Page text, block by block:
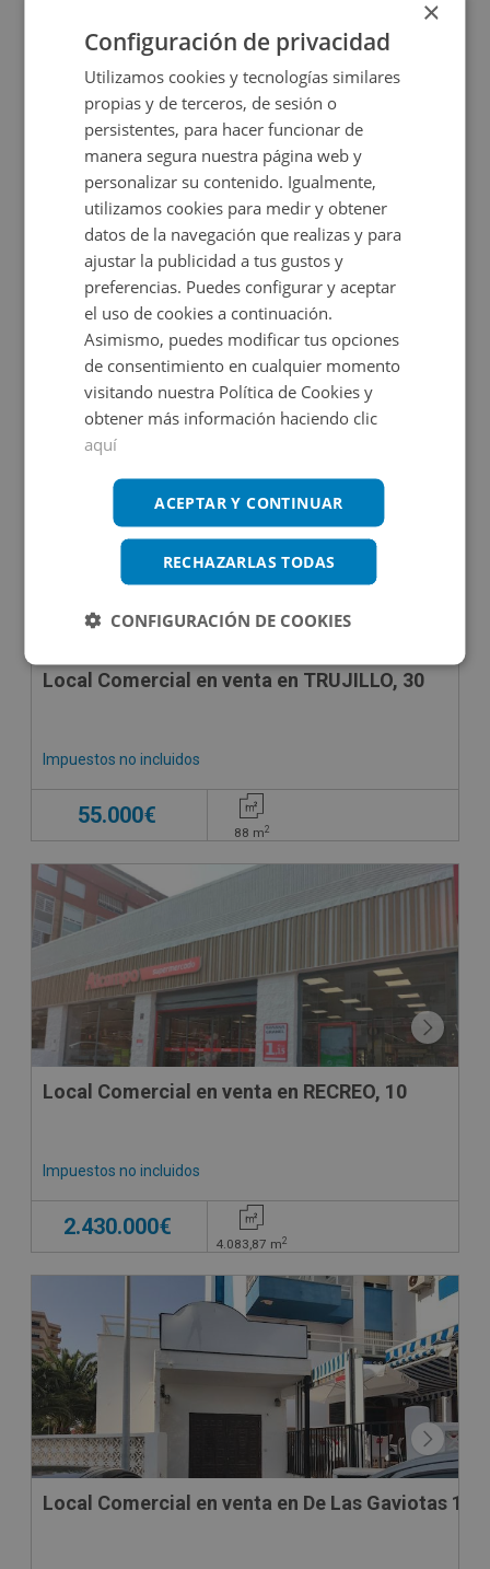
CESIÓN DE REMATE
Local Comercial en venta en CALLE RIBERA
Impuestos no incluidos
38.000€
40m2
CONDICIONES ESPECIALES
Local Comercial en venta en TRUJILLO, 30
Impuestos no incluidos
55.000€
88 m2
Local Comercial en venta en RECREO, 10
Impuestos no incluidos
2.430.000€
4.083,87 m2
Local Comercial en venta en De Las Gaviotas 18
×
Configuración de privacidad
Utilizamos cookies y tecnologías similares
propias y de terceros, de sesión o
persistentes, para hacer funcionar de
manera segura nuestra página web y
personalizar su contenido. Igualmente,
utilizamos cookies para medir y obtener
datos de la navegación que realizas y para
ajustar la publicidad a tus gustos y
preferencias. Puedes configurar y aceptar
el uso de cookies a continuación.
Asimismo, puedes modificar tus opciones
de consentimiento en cualquier momento
visitando nuestra Política de Cookies y
obtener más información haciendo clic
aquí
ACEPTAR Y CONTINUAR
RECHAZARLAS TODAS
CONFIGURACIÓN DE COOKIES